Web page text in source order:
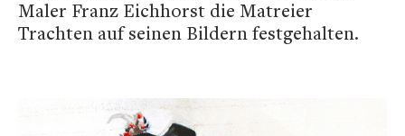
Maler Franz Eichhorst die Matreier
Trachten auf seinen Bildern festgehalten.